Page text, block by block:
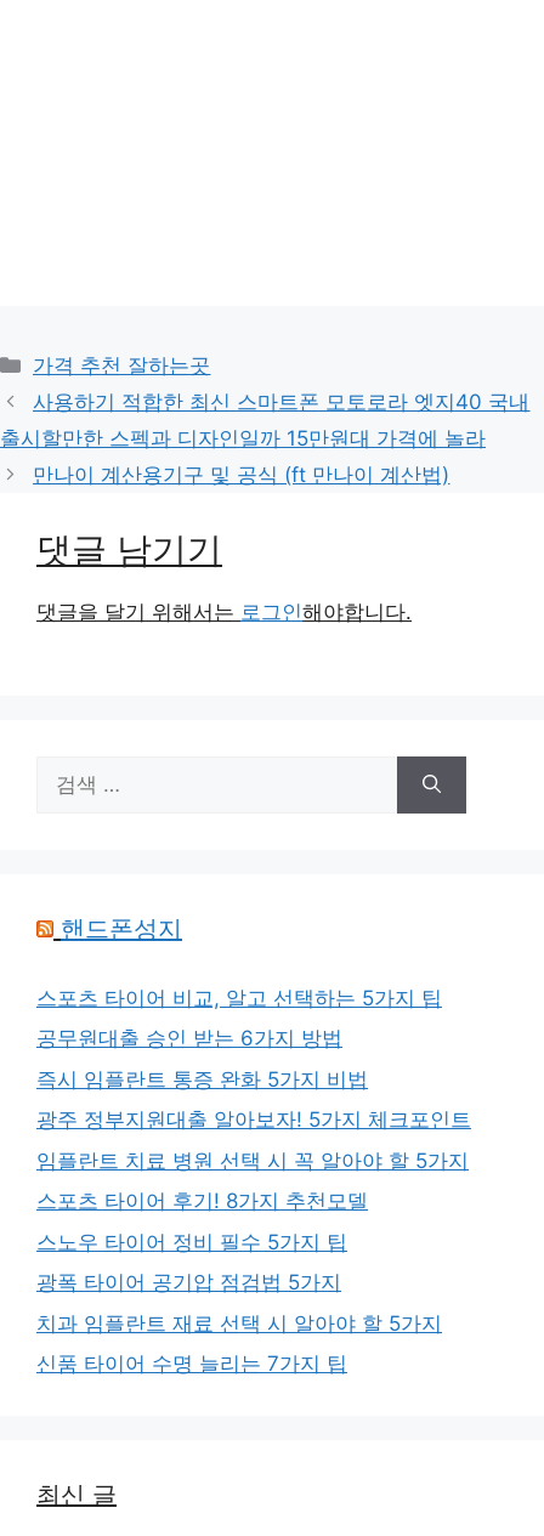
카
테
리
가격 추천 잘하는곳
사용하기 적합한 최신 스마트폰 모토로라 엣지40 국내
출시할만한 스펙과 디자인일까 15만원대 가격에 놀라
만나이 계산용기구 및 공식 (ft 만나이 계산법)
댓글 남기기
댓글을 달기 위해서는 로그인해야합니다.
색:
핸드폰성지
스포츠 타이어 비교, 알고 선택하는 5가지 팁
공무원대출 승인 받는 6가지 방법
즉시 임플란트 통증 완화 5가지 비법
광주 정부지원대출 알아보자! 5가지 체크포인트
임플란트 치료 병원 선택 시 꼭 알아야 할 5가지
스포츠 타이어 후기! 8가지 추천모델
스노우 타이어 정비 필수 5가지 팁
광폭 타이어 공기압 점검법 5가지
치과 임플란트 재료 선택 시 알아야 할 5가지
신품 타이어 수명 늘리는 7가지 팁
최신 글